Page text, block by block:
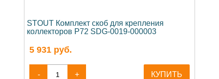
STOUT Комплект скоб для крепления
коллекторов P72 SDG-0019-000003
5 931 руб.
- + КУПИТЬ